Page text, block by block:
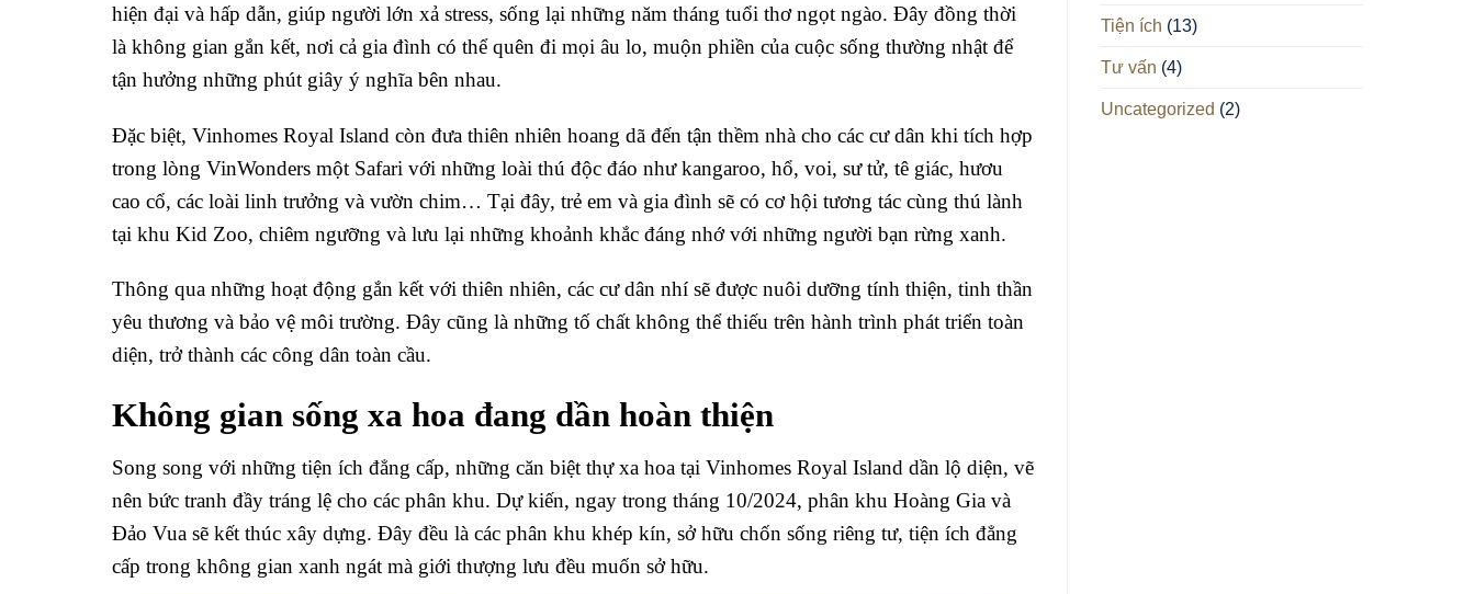
hiện đại và hấp dẫn, giúp người lớn xả stress, sống lại những năm tháng tuổi thơ ngọt ngào. Đây đồng thời
là không gian gắn kết, nơi cả gia đình có thể quên đi mọi âu lo, muộn phiền của cuộc sống thường nhật để
tận hưởng những phút giây ý nghĩa bên nhau.
Đặc biệt, Vinhomes Royal Island còn đưa thiên nhiên hoang dã đến tận thềm nhà cho các cư dân khi tích hợp
trong lòng VinWonders một Safari với những loài thú độc đáo như kangaroo, hổ, voi, sư tử, tê giác, hươu
cao cổ, các loài linh trưởng và vườn chim… Tại đây, trẻ em và gia đình sẽ có cơ hội tương tác cùng thú lành
tại khu Kid Zoo, chiêm ngưỡng và lưu lại những khoảnh khắc đáng nhớ với những người bạn rừng xanh.
Thông qua những hoạt động gắn kết với thiên nhiên, các cư dân nhí sẽ được nuôi dưỡng tính thiện, tinh thần
yêu thương và bảo vệ môi trường. Đây cũng là những tố chất không thể thiếu trên hành trình phát triển toàn
diện, trở thành các công dân toàn cầu.
Không gian sống xa hoa đang dần hoàn thiện
Song song với những tiện ích đẳng cấp, những căn biệt thự xa hoa tại Vinhomes Royal Island dần lộ diện, vẽ
nên bức tranh đầy tráng lệ cho các phân khu. Dự kiến, ngay trong tháng 10/2024, phân khu Hoàng Gia và
Đảo Vua sẽ kết thúc xây dựng. Đây đều là các phân khu khép kín, sở hữu chốn sống riêng tư, tiện ích đẳng
cấp trong không gian xanh ngát mà giới thượng lưu đều muốn sở hữu.
Tiện ích (13)
Tư vấn (4)
Uncategorized (2)